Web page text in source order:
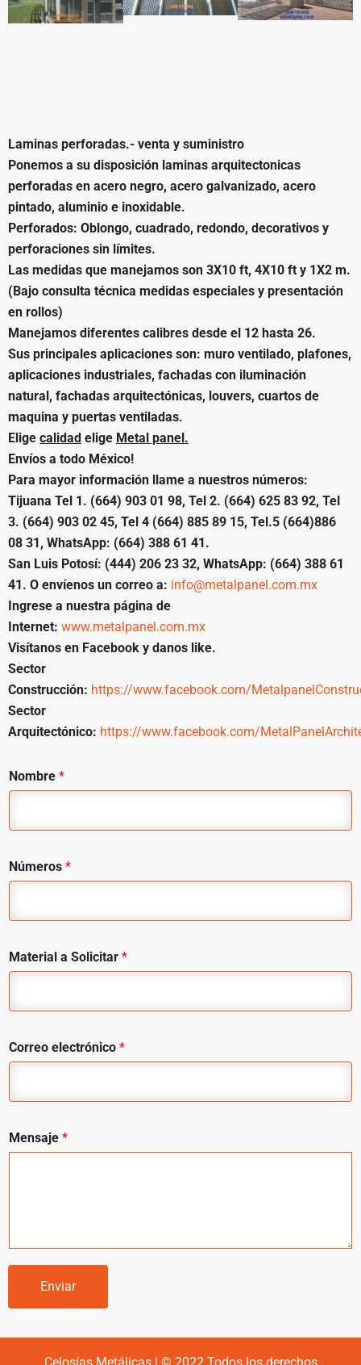
Laminas perforadas.- venta y suministro
Ponemos a su disposición laminas arquitectonicas
perforadas en acero negro, acero galvanizado, acero
pintado, aluminio e inoxidable.
Perforados: Oblongo, cuadrado, redondo, decorativos y
perforaciones sin límites.
Las medidas que manejamos son 3X10 ft, 4X10 ft y 1X2 m.
(Bajo consulta técnica medidas especiales y presentación
en rollos)
Manejamos diferentes calibres desde el 12 hasta 26.
Sus principales aplicaciones son: muro ventilado, plafones,
aplicaciones industriales, fachadas con iluminación
natural, fachadas arquitectónicas, louvers, cuartos de
maquina y puertas ventiladas.
Elige calidad elige Metal panel.
Envíos a todo México!
Para mayor información llame a nuestros números:
Tijuana Tel 1. (664) 903 01 98, Tel 2. (664) 625 83 92, Tel
3. (664) 903 02 45, Tel 4 (664) 885 89 15, Tel.5 (664)886
08 31, WhatsApp: (664) 388 61 41.
San Luis Potosí: (444) 206 23 32, WhatsApp: (664) 388 61
41. O envíenos un correo a: info@metalpanel.com.mx
Ingrese a nuestra página de
Internet: www.metalpanel.com.mx
Visítanos en Facebook y danos like.
Sector
Construcción: https://www.facebook.com/
Sector
Arquitectónico: https://www.facebook.com/
Nombre *
Números *
Material a Solicitar *
Correo electrónico *
Mensaje *
Enviar